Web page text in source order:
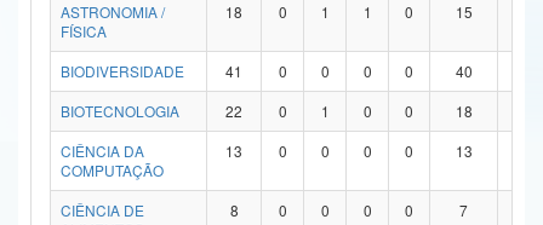
Secretaria de Governo
Advocacia-Geral da União
Banco Central do Brasil
ASTRONOMIA /
FÍSICA
18 0 1 1 0 15
BIODIVERSIDADE 41 0 0 0 0 40
BIOTECNOLOGIA
22 0 1 0 0 18
CIÊNCIA DA
COMPUTAÇÃO
13 0 0 0 0 13
CIÊNCIA DE
8 0 0 0 0 7